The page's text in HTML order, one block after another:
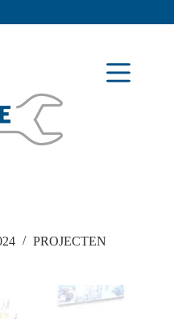
PROJECTEN